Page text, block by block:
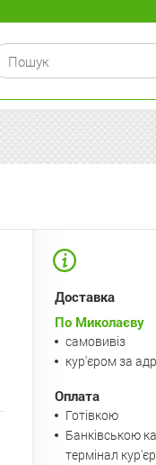
Доставка
По Миколаєву
самовивіз
кур'єром за
Оплата
Готівкою
Банківською
термінал